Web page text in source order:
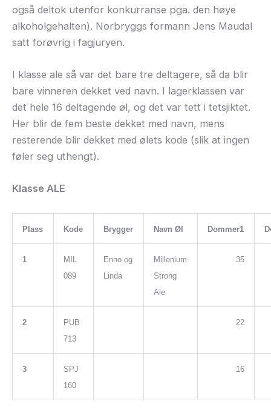
også deltok utenfor konkurranse pga. den høye
alkoholgehalten). Norbryggs formann Jens Maudal
satt forøvrig i fagjuryen.
I klasse ale så var det bare tre deltagere, så da blir
bare vinneren dekket ved navn. I lagerklassen var
det hele 16 deltagende øl, og det var tett i tetsjiktet.
Her blir de fem beste dekket med navn, mens
resterende blir dekket med ølets kode (slik at ingen
føler seg uthengt).
Klasse ALE
Plass Kode Brygger Navn Øl Dommer1
1
MIL
089
Enno og
Linda
Millenium
Strong
Ale
35
2
PUB
713
22
3
SPJ
160
16